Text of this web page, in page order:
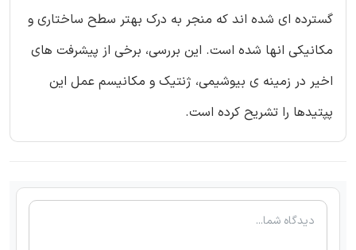
گسترده ای شده اند که منجر به درک بهتر سطح ساختاری و
مکانیکی انها شده است. این بررسی، برخی از پیشرفت های
اخیر در زمینه ی بیوشیمی، ژنتیک و مکانیسم عمل این
پپتیدها را تشریح کرده است.